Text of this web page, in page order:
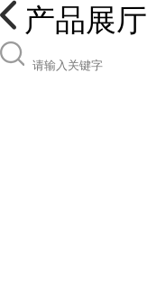
产品展厅